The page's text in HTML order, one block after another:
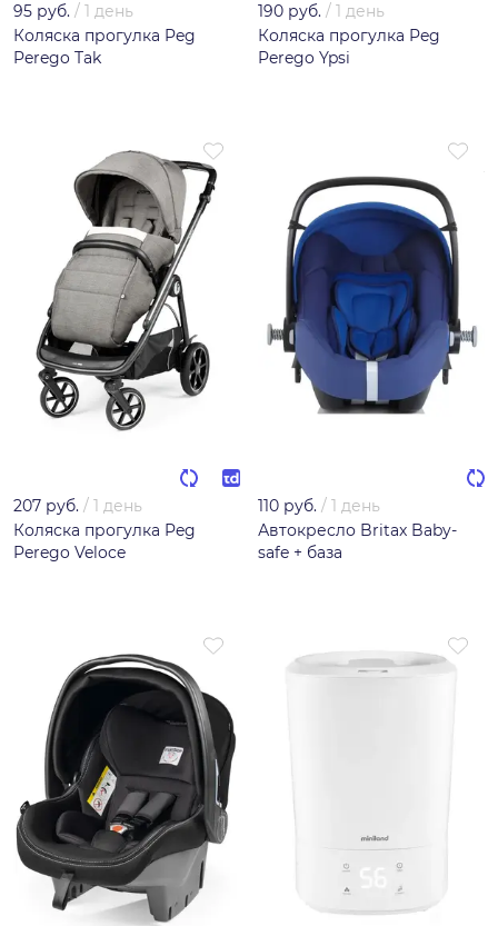
95 руб. / 1 день
Коляска прогулка Peg
Perego Tak
190 руб. / 1 день
Коляска прогулка Peg
Perego Ypsi
207 руб. / 1 день
Коляска прогулка Peg
Perego Veloce
110 руб. / 1 день
Автокресло Britax Baby-
safe + база